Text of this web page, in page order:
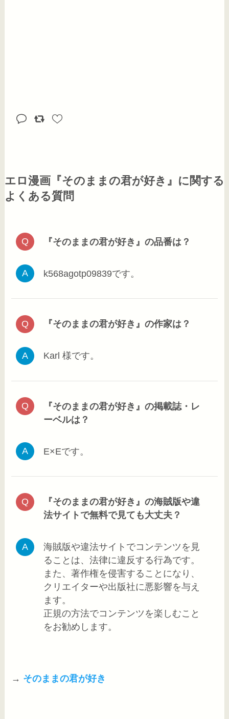
エロ漫画『そのままの君が好き』に関する
よくある質問
『そのままの君が好き』の品番は？
k568agotp09839です。
『そのままの君が好き』の作家は？
Karl 様です。
『そのままの君が好き』の掲載誌・レ
ーベルは？
E×Eです。
『そのままの君が好き』の海賊版や違
法サイトで無料で見ても大丈夫？
海賊版や違法サイトでコンテンツを見
ることは、法律に違反する行為です。
また、著作権を侵害することになり、
クリエイターや出版社に悪影響を与え
ます。
正規の方法でコンテンツを楽しむこと
をお勧めします。
→ そのままの君が好き